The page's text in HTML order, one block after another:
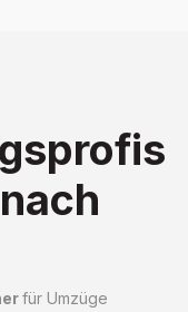
für Umzüge